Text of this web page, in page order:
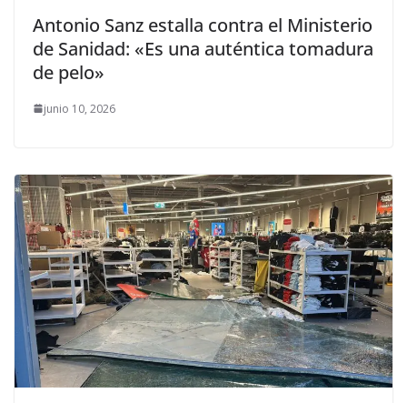
Antonio Sanz estalla contra el Ministerio
de Sanidad: «Es una auténtica tomadura
de pelo»
junio 10, 2026